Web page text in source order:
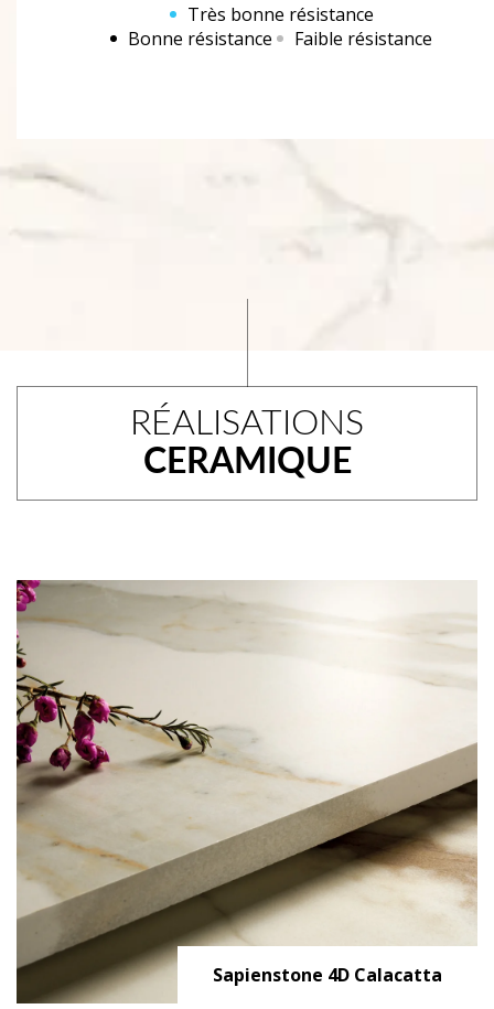
Très bonne résistance
Bonne résistance
Faible résistance
RÉALISATIONS
CERAMIQUE
Sapienstone 4D Calacatta